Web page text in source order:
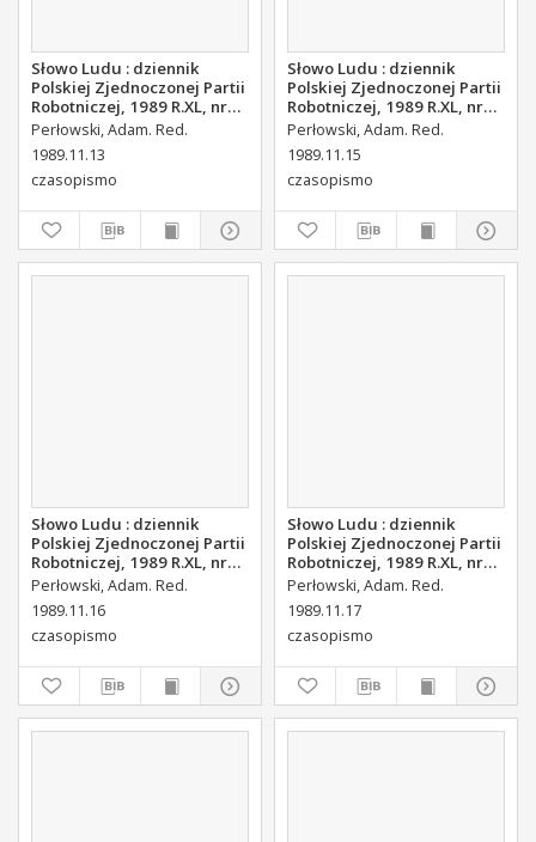
Słowo Ludu : dziennik
Polskiej Zjednoczonej Partii
Robotniczej, 1989 R.XL, nr
262
Perłowski, Adam. Red.
1989.11.13
czasopismo
Słowo Ludu : dziennik
Polskiej Zjednoczonej Partii
Robotniczej, 1989 R.XL, nr
264 (magazyn środowy)
Perłowski, Adam. Red.
1989.11.15
czasopismo
Słowo Ludu : dziennik
Polskiej Zjednoczonej Partii
Robotniczej, 1989 R.XL, nr
265
Perłowski, Adam. Red.
1989.11.16
czasopismo
Słowo Ludu : dziennik
Polskiej Zjednoczonej Partii
Robotniczej, 1989 R.XL, nr
266 (magazyn)
Perłowski, Adam. Red.
1989.11.17
czasopismo